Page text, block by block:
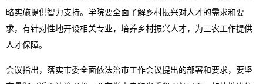
略实施提供智力支持。学院要全面了解乡村振兴对人才的需求和要
求，有针对性地开设相关专业，培养乡村振兴人才，为三农工作提供
人才保障。
会议指出，落实市委全面依法治市工作会议提出的部署和要求，要坚